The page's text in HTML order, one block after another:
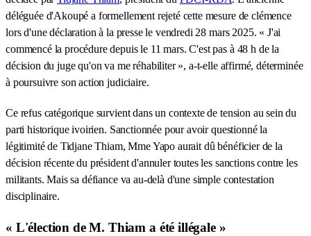
déléguée d'Akoupé a formellement rejeté cette mesure de clémence
lors d'une déclaration à la presse le vendredi 28 mars 2025. « J'ai
commencé la procédure depuis le 11 mars. C'est pas à 48 h de la
décision du juge qu'on va me réhabiliter », a-t-elle affirmé, déterminée
à poursuivre son action judiciaire.
Ce refus catégorique survient dans un contexte de tension au sein du
parti historique ivoirien. Sanctionnée pour avoir questionné la
légitimité de Tidjane Thiam, Mme Yapo aurait dû bénéficier de la
décision récente du président d'annuler toutes les sanctions contre les
militants. Mais sa défiance va au-delà d'une simple contestation
disciplinaire.
« L'élection de M. Thiam a été illégale »